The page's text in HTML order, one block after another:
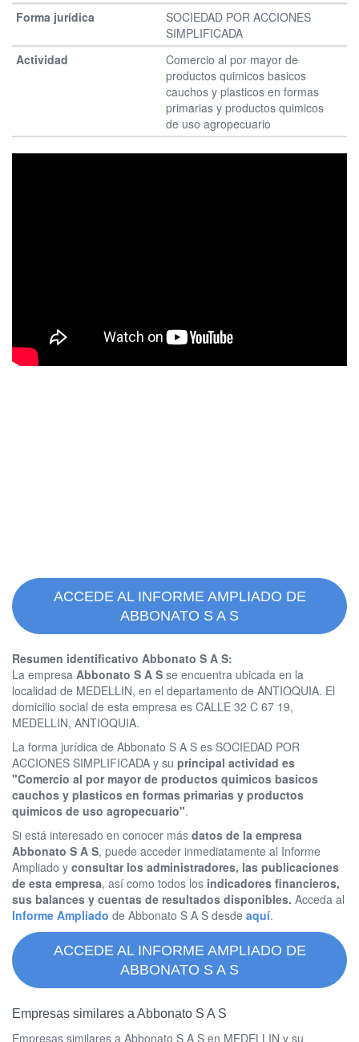
SOCIEDAD POR ACCIONES
SIMPLIFICADA
Comercio al por mayor de
productos quimicos basicos
cauchos y plasticos en formas
primarias y productos quimicos
de uso agropecuario
ACCEDE AL INFORME AMPLIADO DE
ABBONATO S A S
Resumen identificativo Abbonato S A S:
La empresa Abbonato S A S se encuentra ubicada en la
localidad de MEDELLIN, en el departamento de ANTIOQUIA. El
domicilio social de esta empresa es CALLE 32 C 67 19,
MEDELLIN, ANTIOQUIA.
La forma jurídica de Abbonato S A S es SOCIEDAD POR
ACCIONES SIMPLIFICADA y su principal actividad es
"Comercio al por mayor de productos quimicos basicos
cauchos y plasticos en formas primarias y productos
quimicos de uso agropecuario".
Si está interesado en conocer más datos de la empresa
Abbonato S A S, puede acceder inmediatamente al Informe
Ampliado y consultar los administradores, las publicaciones
de esta empresa, así como todos los indicadores financieros,
sus balances y cuentas de resultados disponibles. Acceda al
Informe Ampliado de Abbonato S A S desde aquí.
ACCEDE AL INFORME AMPLIADO DE
ABBONATO S A S
Empresas similares a Abbonato S A S
Empresas similares a Abbonato S A S en MEDELLIN y su